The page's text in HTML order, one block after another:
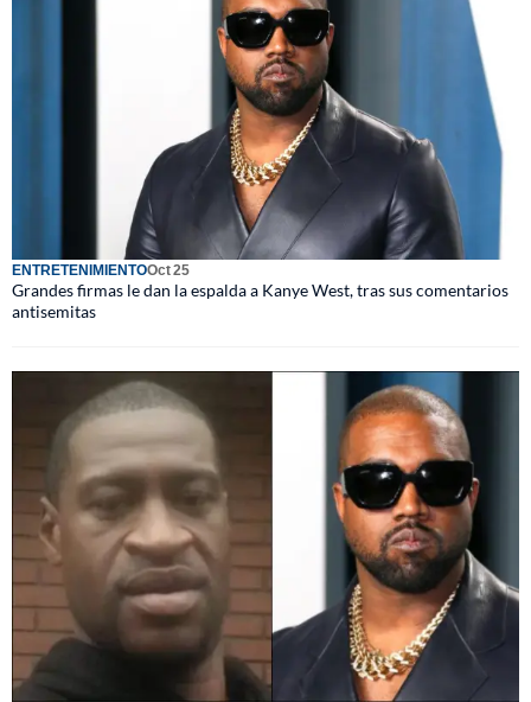
ENTRETENIMIENTOOct 25
Grandes firmas le dan la espalda a Kanye West, tras sus comentarios
antisemitas